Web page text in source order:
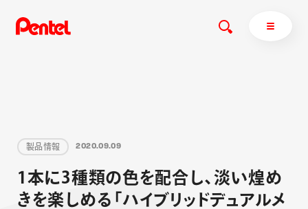
エナージェル サインペン オレンズ
ボールペン
ペン
ぺんてるについて
製品情報 2020.09.09
1 本に3種類の色を配合 し、淡い煌め
きを楽 しめる 「 ハイブリ ッ ドデュ アルメ